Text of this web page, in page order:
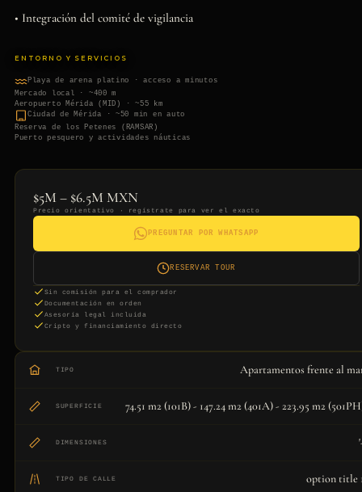
• Integración del comité de vigilancia
ENTORNO Y SERVICIOS
Playa de arena platino · acceso a minutos
Mercado local · ~400 m
Aeropuerto Mérida (MID) · ~55 km
Ciudad de Mérida · ~50 min en auto
Reserva de los Petenes (RAMSAR)
Puerto pesquero y actividades náuticas
$5M – $6.5M MXN
Precio orientativo · regístrate para ver el exacto
PREGUNTAR POR WHATSAPP
RESERVAR TOUR
Sin comisión para el comprador
Documentación en orden
Asesoría legal incluida
Cripto y financiamiento directo
TIPO Apartamentos frente al
SUPERFICIE 74.51 m2 (101B) - 147.24 m2 (401A) - 223.95 m2
DIMENSIONES
TIPO DE CALLE option title